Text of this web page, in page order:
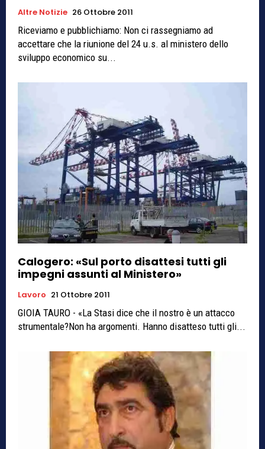
Altre Notizie 26 Ottobre 2011
Riceviamo e pubblichiamo: Non ci rassegniamo ad
accettare che la riunione del 24 u.s. al ministero dello
sviluppo economico su...
Calogero: «Sul porto disattesi tutti gli
impegni assunti al Ministero»
Lavoro 21 Ottobre 2011
GIOIA TAURO - «La Stasi dice che il nostro è un attacco
strumentale?Non ha argomenti. Hanno disatteso tutti gli...